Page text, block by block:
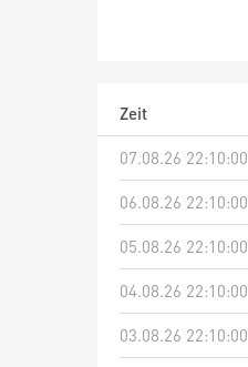
Zeit
07.08.26 22:10:00
06.08.26 22:10:00
05.08.26 22:10:00
04.08.26 22:10:00
03.08.26 22:10:00